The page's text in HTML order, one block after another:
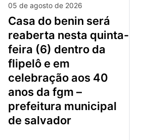
05 de agosto de 2026
casa do benin será
reaberta nesta quinta-
feira (6) dentro da
flipelô e em
celebração aos 40
anos da fgm –
prefeitura municipal
de salvador